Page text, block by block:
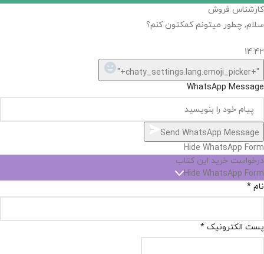
اگر
نیست,
شاید
بتونیم
تهیه
Open
chaty
1
Hide
chaty
ارسال پیام در واتساپ
کارشناس فروش
سلام, چطور میتونم کمکتون کنم؟
14:42